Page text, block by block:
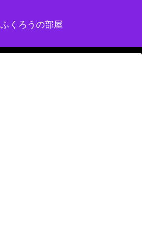
ふくろうの部屋